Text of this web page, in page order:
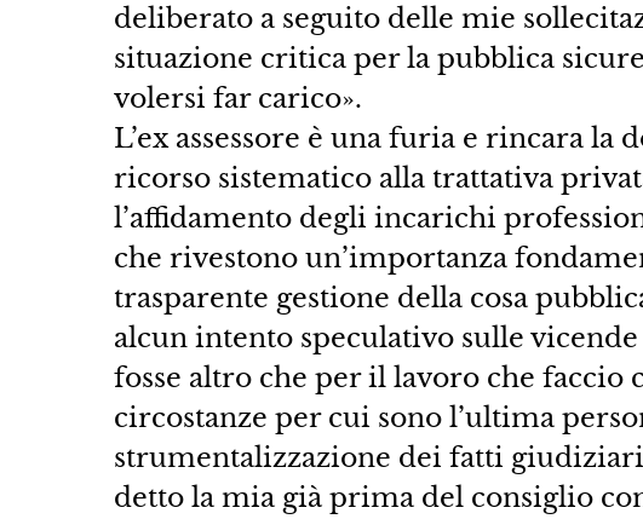
deliberato a seguito delle mie
situazione critica per la pubblica
volersi far carico».
L’ex assessore è una furia e rincara la
ricorso sistematico alla trattativa
l’affidamento degli incarichi
che rivestono un’importanza
trasparente gestione della cosa
alcun intento speculativo sulle
fosse altro che per il lavoro che faccio
circostanze per cui sono l’ultima
strumentalizzazione dei fatti
detto la mia già prima del consiglio